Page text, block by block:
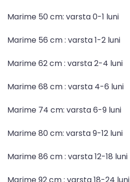
Marime 50 cm: varsta 0-1 luni
Marime 56 cm : varsta 1-2 luni
Marime 62 cm : varsta 2-4 luni
Marime 68 cm : varsta 4-6 luni
Marime 74 cm: varsta 6-9 luni
Marime 80 cm: varsta 9-12 luni
Marime 86 cm : varsta 12-18 luni